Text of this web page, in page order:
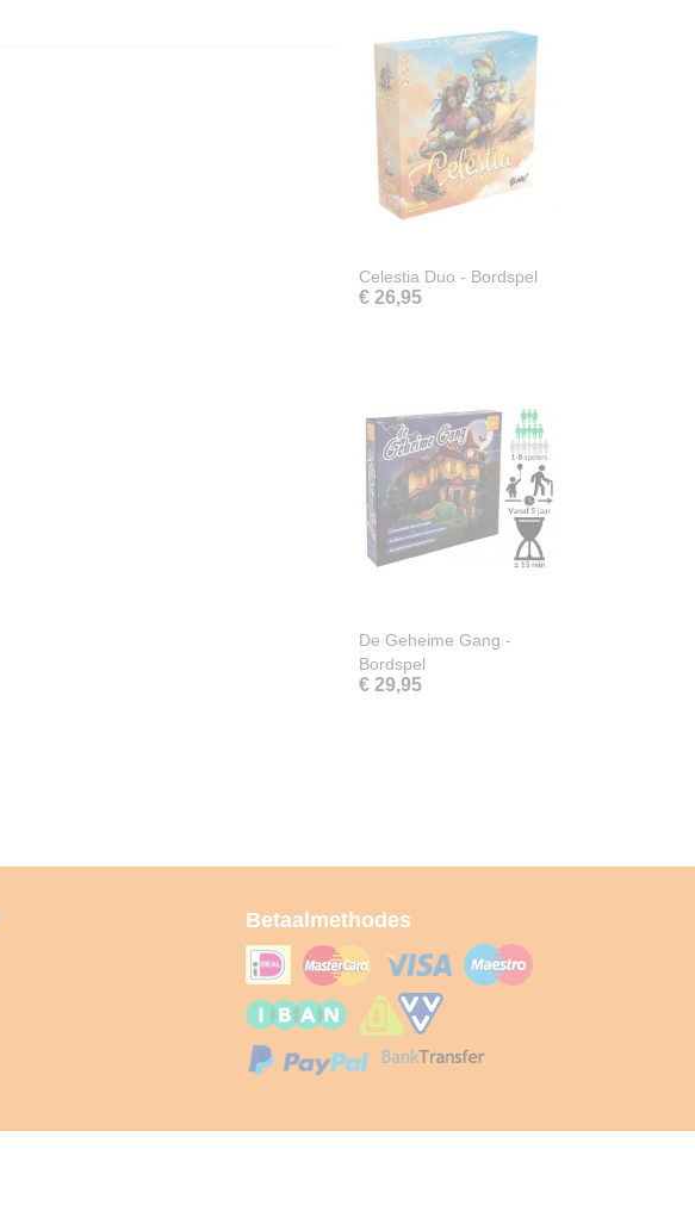
Celestia Duo - Bordspel
€ 26,95
De Geheime Gang -
Bordspel
€ 29,95
Betaalmethodes